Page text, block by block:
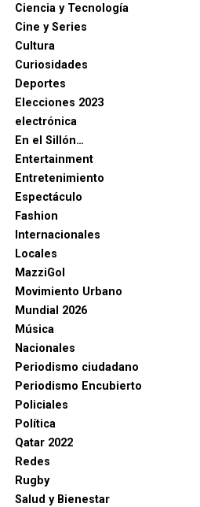
Ciencia y Tecnología
Cine y Series
Cultura
Curiosidades
Deportes
Elecciones 2023
electrónica
En el Sillón…
Entertainment
Entretenimiento
Espectáculo
Fashion
Internacionales
Locales
MazziGol
Movimiento Urbano
Mundial 2026
Música
Nacionales
Periodismo ciudadano
Periodismo Encubierto
Policiales
Política
Qatar 2022
Redes
Rugby
Salud y Bienestar